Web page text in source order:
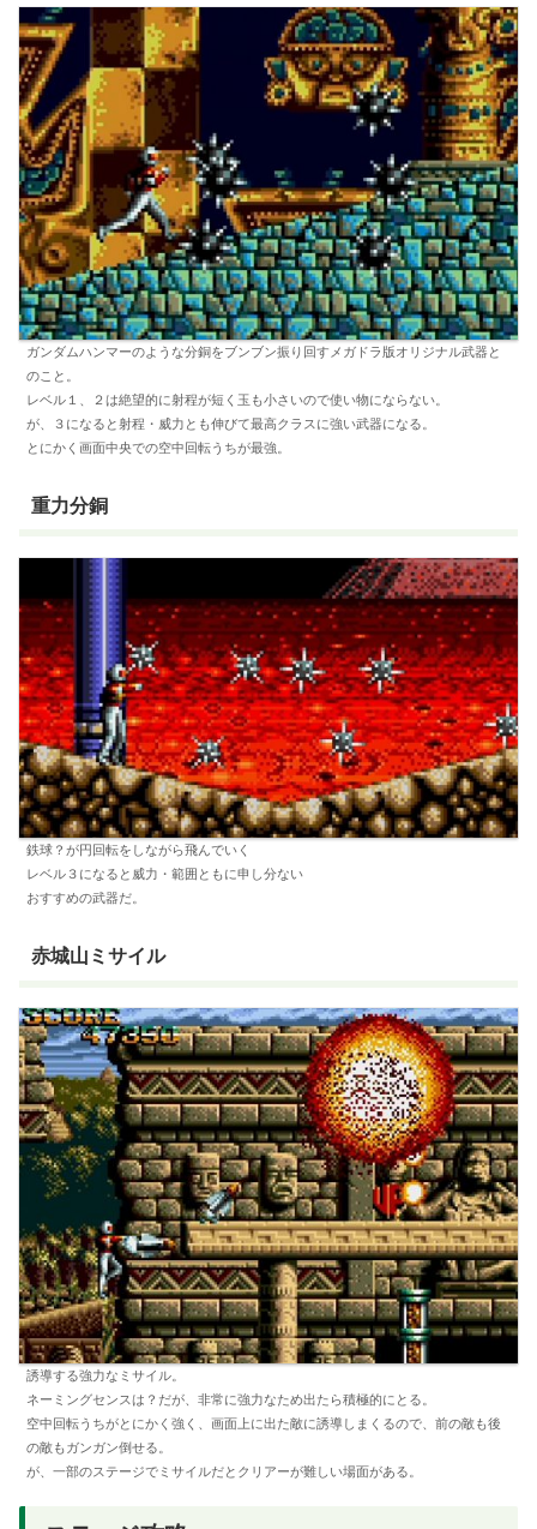
ガンダムハンマーのような分銅をブンブン振り回すメガドラ版オリジナル武器と
のこと。
レベル１、２は絶望的に射程が短く玉も小さいので使い物にならない。
が、３になると射程・威力とも伸びて最高クラスに強い武器になる。
とにかく画面中央での空中回転うちが最強。
重力分銅
鉄球？が円回転をしながら飛んでいく
レベル３になると威力・範囲ともに申し分ない
おすすめの武器だ。
赤城山ミサイル
誘導する強力なミサイル。
ネーミングセンスは？だが、非常に強力なため出たら積極的にとる。
空中回転うちがとにかく強く、画面上に出た敵に誘導しまくるので、前の敵も後
の敵もガンガン倒せる。
が、一部のステージでミサイルだとクリアーが難しい場面がある。